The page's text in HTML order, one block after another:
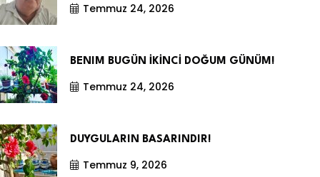
Temmuz 24, 2026
BENIM BUGÜN İKİNCİ DOĞUM GÜNÜM!
Temmuz 24, 2026
DUYGULARIN BASARINDIR!
Temmuz 9, 2026